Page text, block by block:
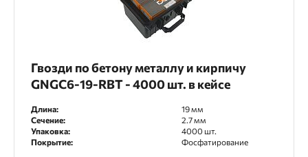
Гвозди по бетону металлу и кирпичу
GNGC6-19-RBT - 4000 шт. в кейсе
Длина:
19 мм
Сечение:
2.7 мм
Упаковка:
4000 шт.
Покрытие:
Фосфатирование